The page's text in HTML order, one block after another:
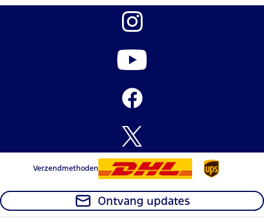
Verzendmethoden
Ontvang updates